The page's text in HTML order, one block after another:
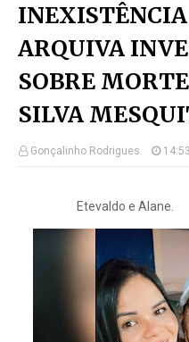
ARQUIVA
SOBRE
SILVA
Gonçalinho Rodrigues.
Etevaldo e Alane.